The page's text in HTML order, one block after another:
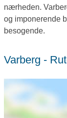
nærheden.
og imponerende
besogende.
Varberg -